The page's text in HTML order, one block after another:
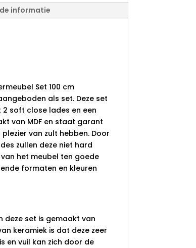
informatie
Set 100 cm
als set. Deze set
soft close lades en een
van MDF en staat garant
van zult hebben. Door
zullen deze niet hard
het meubel ten goede
formaten en kleuren
deze set is gemaakt van
keramiek is dat deze zeer
en vuil kan zich door de